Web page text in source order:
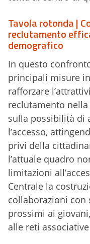
Tavola rotonda |
reclutamento
demografico
In questo
principali misure
rafforzare
reclutamento
sulla possibilità di
l’accesso,
privi della
l’attuale quadro
limitazioni
Centrale la
collaborazioni con
prossimi ai
alle reti